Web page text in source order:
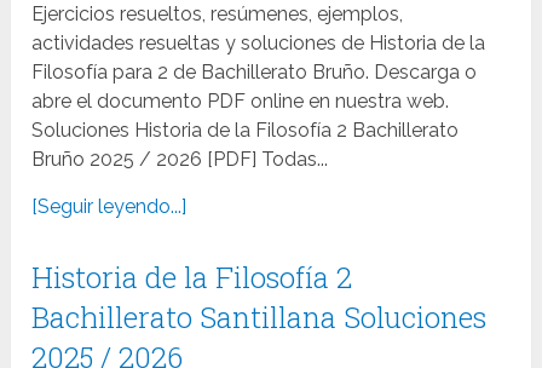
Ejercicios resueltos, resúmenes, ejemplos,
actividades resueltas y soluciones de Historia de la
Filosofía para 2 de Bachillerato Bruño. Descarga o
abre el documento PDF online en nuestra web.
Soluciones Historia de la Filosofía 2 Bachillerato
Bruño 2025 / 2026 [PDF] Todas...
[Seguir leyendo...]
Historia de la Filosofía 2
Bachillerato Santillana Soluciones
2025 / 2026